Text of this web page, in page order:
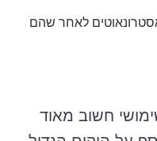
לאחר שהם
חשוב מאוד